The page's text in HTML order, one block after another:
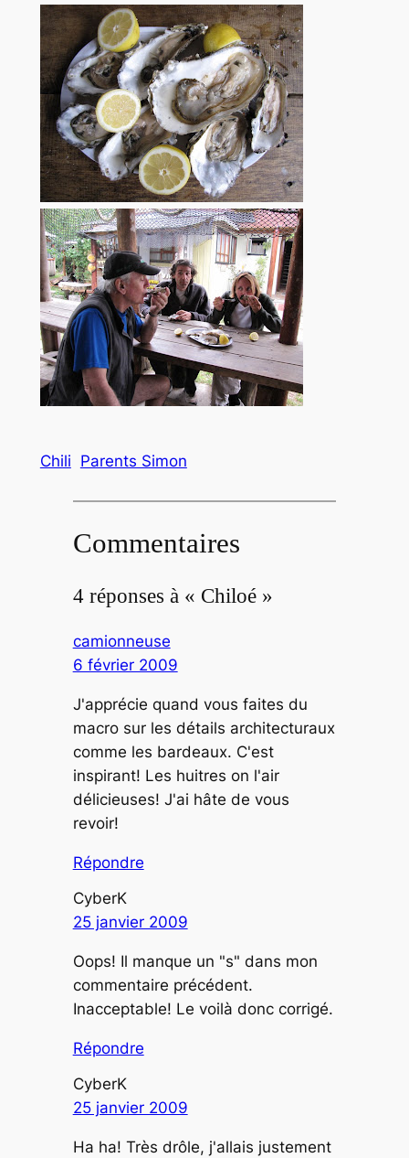
Chili Parents Simon
Commentaires
4 réponses à « Chiloé »
camionneuse
6 février 2009
J'apprécie quand vous faites du
macro sur les détails architecturaux
comme les bardeaux. C'est
inspirant! Les huitres on l'air
délicieuses! J'ai hâte de vous
revoir!
Répondre
CyberK
25 janvier 2009
Oops! Il manque un "s" dans mon
commentaire précédent.
Inacceptable! Le voilà donc corrigé.
Répondre
CyberK
25 janvier 2009
Ha ha! Très drôle, j'allais justement